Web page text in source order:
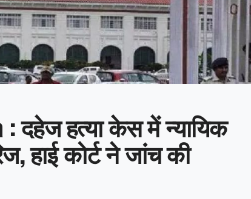
दहेज हत्या केस में न्यायिक
हाई कोर्ट ने जांच की